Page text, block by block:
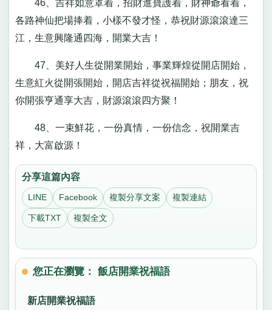
46、吉祥如意罩着，招財進寶護着，財神爺看着，
各路神仙把場捧着，小樣不發才怪，恭祝財源滾滾達三
江，生意興隆通四海，開業大吉！
47、美好人生從開業開始，事業輝煌從開店開始，
生意紅火從開張開始，開店吉祥從祝福開始；朋友，祝
你開張亨通享大吉，財源滾滾四方聚！
48、一束鮮花，一份真情，一份信念，祝開業吉
祥，大富啟源！
分享這篇內容
LINE Facebook 複製分享文案 複製連結
下載TXT 複製全文
您正在瀏覽： 飯店開業祝福語
新店開業祝福語